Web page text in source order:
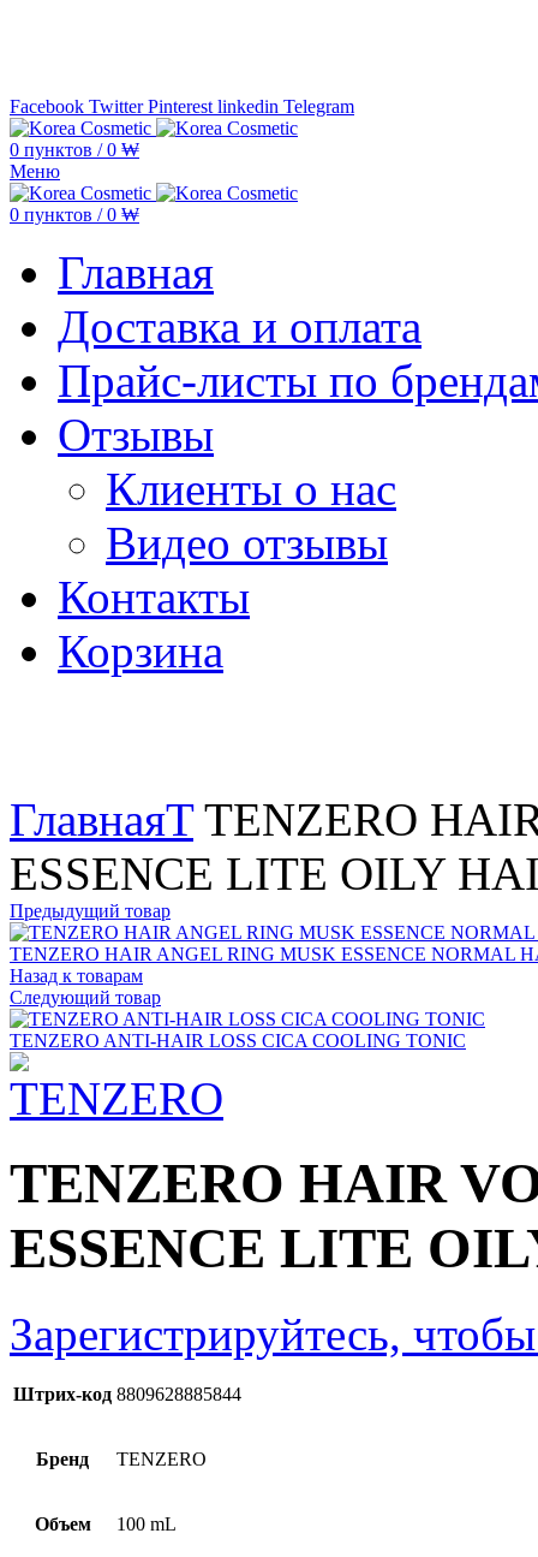
Facebook Twitter Pinterest linkedin Telegram
0 пунктов / 0 ₩
Меню
0 пунктов / 0 ₩
Главная
Доставка и оплата
Прайс-листы по
Отзывы
Клиенты о нас
Видео отзывы
Контакты
Корзина
ГлавнаяTTENZERO
ESSENCE LITE OILY
Предыдущий товар
TENZERO HAIR ANGEL RING MUSK ESSENCE NORMAL
Назад к товарам
Следующий товар
TENZERO ANTI-HAIR LOSS CICA COOLING TONIC
TENZERO HAIR
ESSENCE LITE
Зарегистрируйтесь,
Штрих-код 8809628885844
Бренд TENZERO
Объем 100 mL